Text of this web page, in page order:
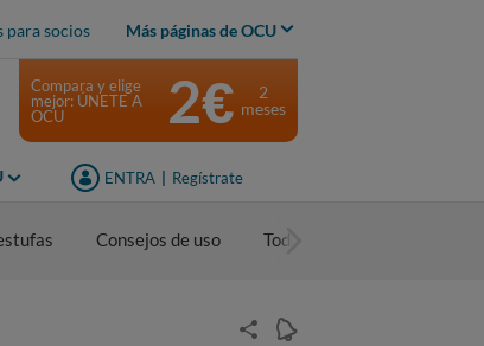
para socios Más páginas de OCU
ENTRA Regístrate
Compara y elige
mejor: ÚNETE A
OCU
2€
2
meses
Consejos de uso Todos los contenidos